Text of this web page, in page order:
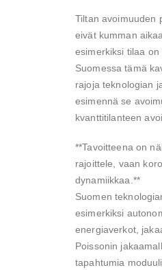
Tiltan avoimuuden
eivät kumman
esimerkiksi tilaa
Suomessa tämä
rajoja teknologian
esimennä se
kvanttitilanteen
**Tavoitteena on
rajoittele, vaan
dynamiikkaa.**
Suomen
esimerkiksi
energiaverkot,
Poissonin
tapahtumia